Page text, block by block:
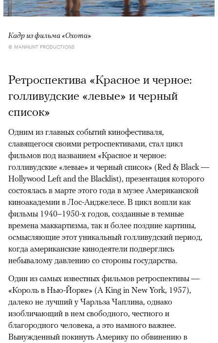
Кадр из фильма «Охота»
© MANHUNT PRODUCTIONS
Ретроспектива «Красное и черное:
голливудские «левые» и черный
список»
Одним из главных событий кинофестиваля,
славящегося своими ретроспективами, стал цикл
фильмов под названием «Красное и черное:
голливудские «левые» и черный список» (Red & Black —
Hollywood Left and the Blacklist), презентация которого
состоялась в марте этого года в музее Американской
киноакадемии в Лос-Анджелесе. В цикл вошли как
фильмы 1940–1950-х годов, созданные в темные
времена маккартизма, так и более поздние картины,
осмысляющие этот уникальный голливудский период,
когда американские кинодеятели подверглись
небывалому давлению со стороны государства.
Один из самых известных фильмов ретроспективы —
«Король в Нью-Йорке» (A King in New York, 1957),
далеко не лучший у Чарльза Чаплина, однако
изобличающий в нем свободного, честного и
благородного человека, а это намного важнее.
Вынужденный покинуть Америку по обвинению в